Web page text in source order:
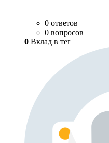
0 ответов
0 вопросов
0 Вклад в тег